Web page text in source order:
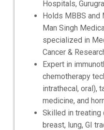
Hospitals,
Holds MBBS and
Man Singh
specialized in
Cancer &
Expert in
chemotherapy
intrathecal, oral),
medicine, and
Skilled in treating
breast, lung, GI